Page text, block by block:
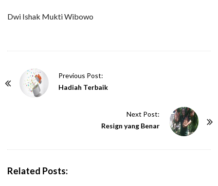
Dwi Ishak Mukti Wibowo
Previous Post:
Hadiah Terbaik
Next Post:
Resign yang Benar
Related Posts: